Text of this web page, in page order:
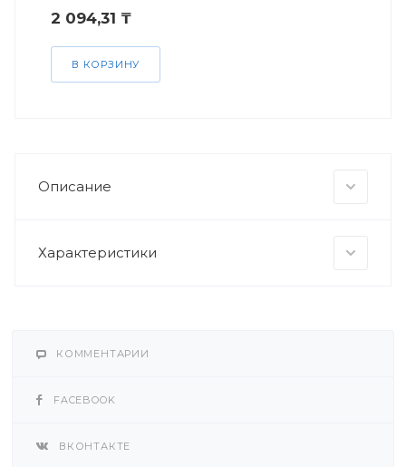
2 094,31 ₸
В КОРЗИНУ
Описание
Характеристики
КОММЕНТАРИИ
FACEBOOK
ВКОНТАКТЕ